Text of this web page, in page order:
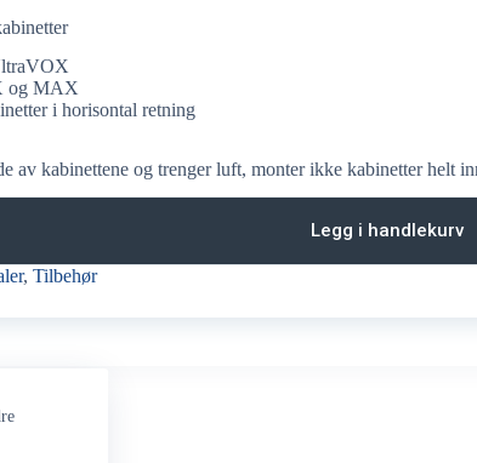
og MAX
i horisontal retning
av kabinettene og trenger luft, monter ikke kabinetter helt
Legg i handlekurv
, Tilbehør